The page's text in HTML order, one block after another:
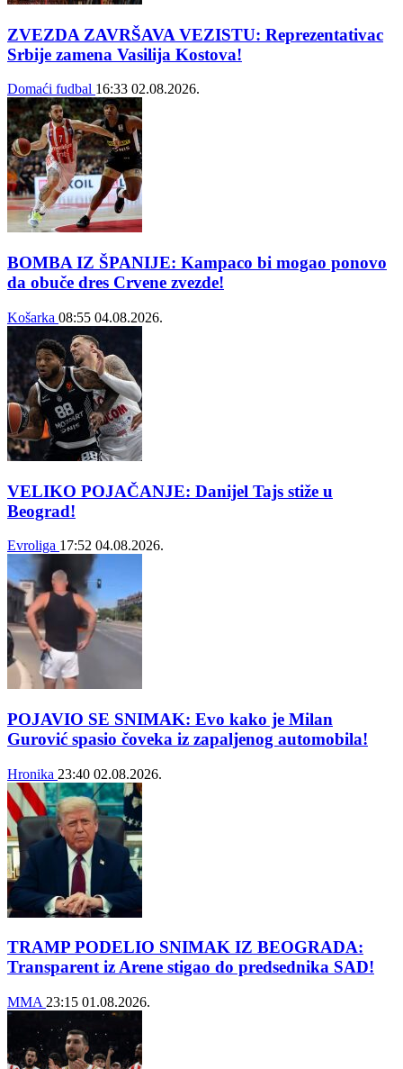
ZVEZDA ZAVRŠAVA VEZISTU: Reprezentativac
Srbije zamena Vasilija Kostova!
Domaći fudbal 16:33 02.08.2026.
BOMBA IZ ŠPANIJE: Kampaco bi mogao ponovo
da obuče dres Crvene zvezde!
Košarka 08:55 04.08.2026.
VELIKO POJAČANJE: Danijel Tajs stiže u
Beograd!
Evroliga 17:52 04.08.2026.
POJAVIO SE SNIMAK: Evo kako je Milan
Gurović spasio čoveka iz zapaljenog automobila!
Hronika 23:40 02.08.2026.
TRAMP PODELIO SNIMAK IZ BEOGRADA:
Transparent iz Arene stigao do predsednika SAD!
MMA 23:15 01.08.2026.